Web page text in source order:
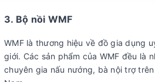
3. Bộ nồi WMF
WMF là thương hiệu về đồ gia dụng
giới. Các sản phẩm của WMF đều là
chuyên gia nấu nướng, bà nội trợ